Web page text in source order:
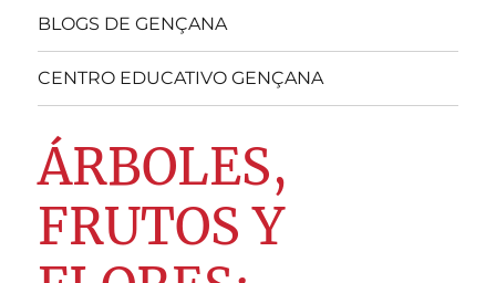
BLOGS DE GENÇANA
CENTRO EDUCATIVO GENÇANA
ÁRBOLES,
FRUTOS Y